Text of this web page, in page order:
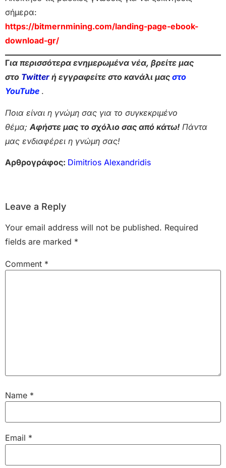
σήμερα:
https://bitmernmining.com/landing-page-ebook-
download-gr/
Για περισσότερα ενημερωμένα νέα, βρείτε μας
στο Twitter ή εγγραφείτε στο κανάλι μας στο
YouTube .
Ποια είναι η γνώμη σας για το συγκεκριμένο
θέμα; Αφήστε μας το σχόλιο σας από κάτω! Πάντα
μας ενδιαφέρει η γνώμη σας!
Αρθρογράφος: Dimitrios Alexandridis
Leave a Reply
Your email address will not be published. Required
fields are marked *
Comment *
Name *
Email *